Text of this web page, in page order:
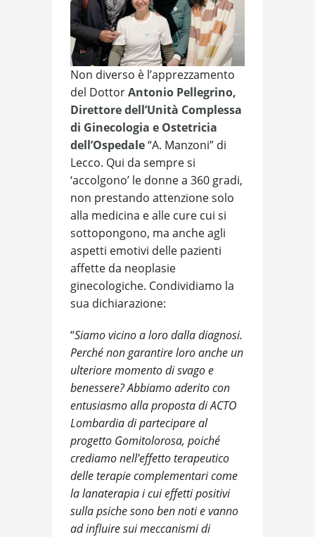
Non diverso è l’apprezzamento
del DottorAntonio Pellegrino,
Direttore dell’Unità Complessa
di Ginecologia e Ostetricia
dell’Ospedale“A. Manzoni” di
Lecco. Qui da sempre si
‘accolgono’ le donne a 360 gradi,
non prestando attenzione solo
alla medicina e alle cure cui si
sottopongono, ma anche agli
aspetti emotivi delle pazienti
affette da neoplasie
ginecologiche. Condividiamo la
sua dichiarazione:
“Siamo vicino a loro dalla diagnosi.
Perché non garantire loro anche un
ulteriore momento di svago e
benessere? Abbiamo aderito con
entusiasmo alla proposta di ACTO
Lombardia di partecipare al
progetto Gomitolorosa, poiché
crediamo nell’effetto terapeutico
delle terapie complementari come
la lanaterapia i cui effetti positivi
sulla psiche sono ben noti e vanno
ad influire sui meccanismi di